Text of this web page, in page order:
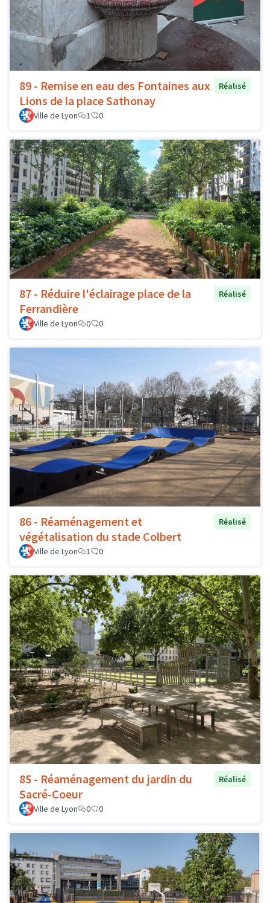
89 - Remise en eau des Fontaines aux
Lions de la place Sathonay
Réalisé
Ville de Lyon 1 0
87 - Réduire l'éclairage place de la
Ferrandière
Réalisé
Ville de Lyon 0 0
86 - Réaménagement et
végétalisation du stade Colbert
Réalisé
Ville de Lyon 1 0
85 - Réaménagement du jardin du
Sacré-Coeur
Réalisé
Ville de Lyon 0 0